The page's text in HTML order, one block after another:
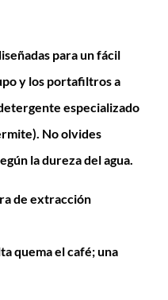
para un fácil
y los portafiltros a
especializado
No olvides
la dureza del agua.
de extracción
quema el café; una